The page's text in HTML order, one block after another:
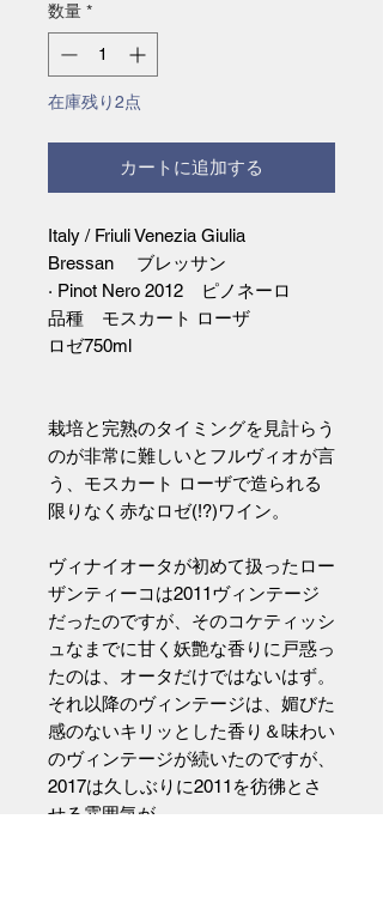
数量 *
在庫残り2点
カートに追加する
Italy / Friuli Venezia Giulia
Bressan ブレッサン
· Pinot Nero 2012 ピノネーロ
品種 モスカート ローザ
ロゼ750ml
栽培と完熟のタイミングを見計らう
のが非常に難しいとフルヴィオが言
う、モスカート ローザで造られる
限りなく赤なロゼ(!?)ワイン。
ヴィナイオータが初めて扱ったロー
ザンティーコは2011ヴィンテージ
だったのですが、そのコケティッシ
ュなまでに甘く妖艶な香りに戸惑っ
たのは、オータだけではないはず。
それ以降のヴィンテージは、媚びた
感のないキリッとした香り＆味わい
のヴィンテージが続いたのですが、
2017は久しぶりに2011を彷彿とさ
せる雰囲気が…。